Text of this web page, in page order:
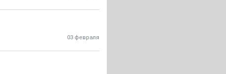
03 февраля